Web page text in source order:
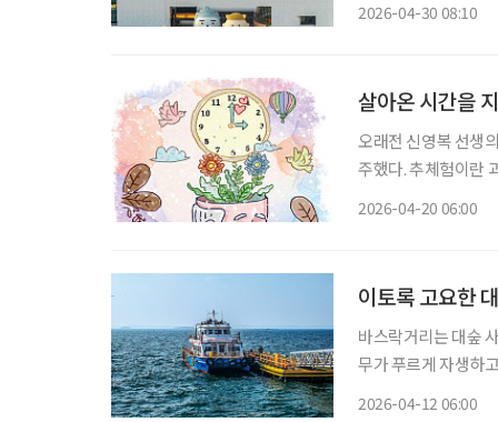
2026-04-30 08:10
살아온 시간을
오래전 신영복 선생
주했다. 추체험이란
2026-04-20 06:00
이토록 고요한
바스락거리는 대숲
무가 푸르게 자생하
2026-04-12 06:00